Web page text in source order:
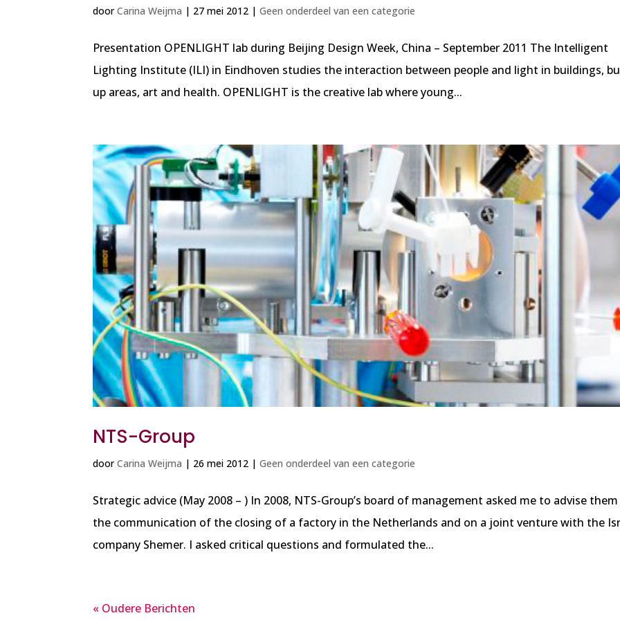
doorCarina Weijma | 27 mei 2012 |Geen onderdeel van een categorie
Presentation OPENLIGHT lab during Beijing Design Week, China – September 2011 The Intelligent
Lighting Institute (ILI) in Eindhoven studies the interaction between people and light in buildings,
up areas, art and health. OPENLIGHT is the creative lab where young...
NTS-Group
doorCarina Weijma | 26 mei 2012 |Geen onderdeel van een categorie
Strategic advice (May 2008 – ) In 2008, NTS-Group’s board of management asked me to advise
the communication of the closing of a factory in the Netherlands and on a joint venture with the
company Shemer. I asked critical questions and formulated the...
« Oudere Berichten